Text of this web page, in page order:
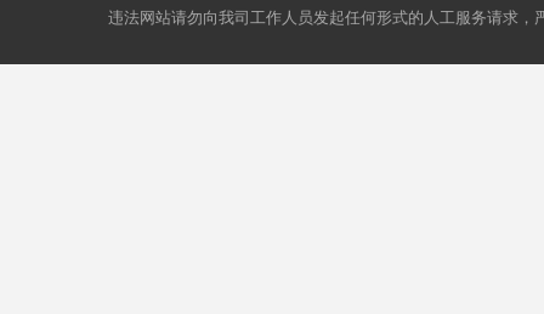
违法网站请勿向我司工作人员发起任何形式的人工服务请求，